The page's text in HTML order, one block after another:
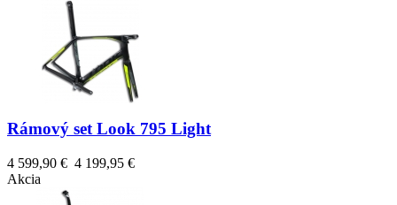
Rámový set Look 795 Light
4 599,90 € 4 199,95 €
Akcia